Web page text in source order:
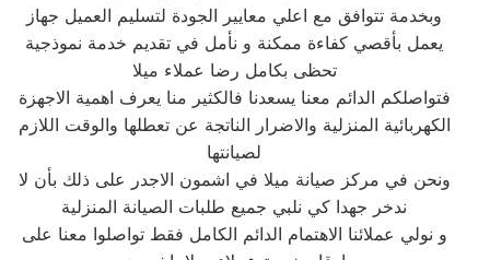
وبخدمة تتوافق مع اعلي معايير الجودة لتسليم العميل جهاز
يعمل بأقصي كفاءة ممكنة و نأمل في تقديم خدمة نموذجية
تحظى بكامل رضا عملاء ميلا
فتواصلكم الدائم معنا يسعدنا فالكثير منا يعرف اهمية الاجهزة
الكهربائية المنزلية والاضرار الناتجة عن تعطلها والوقت اللازم
لصيانتها
ونحن في مركز صيانة ميلا في اشمون الاجدر على ذلك بأن لا
ندخر جهدا كي نلبي جميع طلبات الصيانة المنزلية
و نولي عملائنا الاهتمام الدائم الكامل فقط تواصلوا معنا على